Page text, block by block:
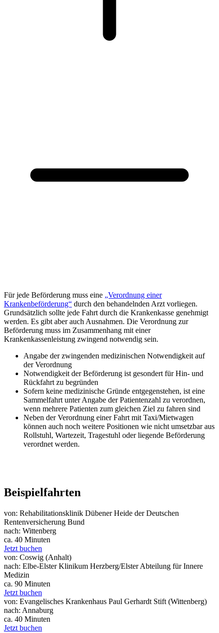
Für jede Beförderung muss eine „Verordnung einer
Krankenbeförderung“ durch den behandelnden Arzt vorliegen.
Grundsätzlich sollte jede Fahrt durch die Krankenkasse genehmigt
werden. Es gibt aber auch Ausnahmen. Die Verordnung zur
Beförderung muss im Zusammenhang mit einer
Krankenkassenleistung zwingend notwendig sein.
Angabe der zwingenden medizinischen Notwendigkeit auf
der Verordnung
Notwendigkeit der Beförderung ist gesondert für Hin- und
Rückfahrt zu begründen
Sofern keine medizinische Gründe entgegenstehen, ist eine
Sammelfahrt unter Angabe der Patientenzahl zu verordnen,
wenn mehrere Patienten zum gleichen Ziel zu fahren sind
Neben der Verordnung einer Fahrt mit Taxi/Mietwagen
können auch noch weitere Positionen wie nicht umsetzbar aus
Rollstuhl, Wartezeit, Tragestuhl oder liegende Beförderung
verordnet werden.
Beispielfahrten
von: Rehabilitationsklinik Dübener Heide der Deutschen
Rentenversicherung Bund
nach: Wittenberg
ca. 40 Minuten
Jetzt buchen
von: Coswig (Anhalt)
nach: Elbe-Elster Klinikum Herzberg/Elster Abteilung für Innere
Medizin
ca. 90 Minuten
Jetzt buchen
von: Evangelisches Krankenhaus Paul Gerhardt Stift (Wittenberg)
nach: Annaburg
ca. 40 Minuten
Jetzt buchen